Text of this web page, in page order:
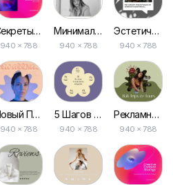
Секреты Контента, Розовый Бизнес Пост в Facebook
940 × 788
Новый Поступление Персиковый Современный Бизнес Пост в Facebook
940 × 788
Минимализм Черные Белые Солнечные Очки Пост в Facebook
940 × 788
5 Шагов к Психическому Здоровью для Рекламных Постов в Facebook
940 × 788
Эстетические Цитаты для Публикации в Facebook
940 × 788
Рекламные Посты в Facebook для Бизнеса по Путешествиям, Турам и Поездкам
940 × 788